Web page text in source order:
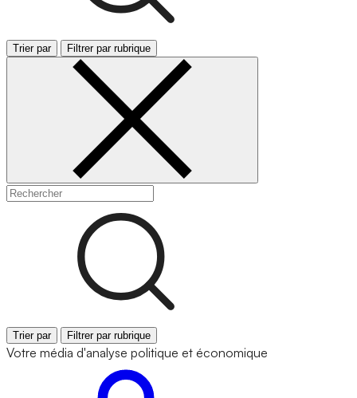
Trier par Filtrer par rubrique
Trier par Filtrer par rubrique
Votre média d'analyse politique et économique